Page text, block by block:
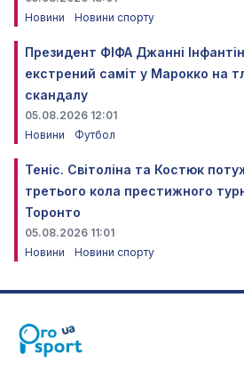
Новини
Новини спорту
Президент ФІФА Джанні
екстрений саміт у Марокко на
скандалу
05.08.2026 12:01
Новини
Футбол
Теніс. Світоліна та Костюк
третього кола престижного
Торонто
05.08.2026 11:01
Новини
Новини спорту